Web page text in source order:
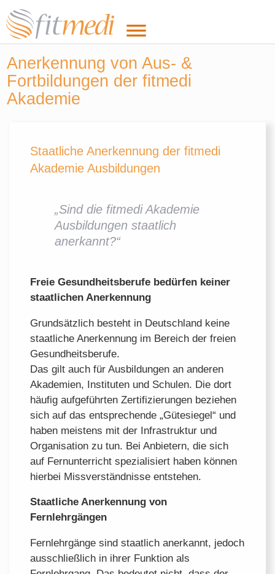
Anerkennung von Aus- &
Fortbildungen der fitmedi
Akademie
Staatliche Anerkennung der fitmedi
Akademie Ausbildungen
„Sind die fitmedi Akademie
Ausbildungen staatlich
anerkannt?“
Freie Gesundheitsberufe bedürfen keiner
staatlichen Anerkennung
Grundsätzlich besteht in Deutschland keine
staatliche Anerkennung im Bereich der freien
Gesundheitsberufe.
Das gilt auch für Ausbildungen an anderen
Akademien, Instituten und Schulen. Die dort
häufig aufgeführten Zertifizierungen beziehen
sich auf das entsprechende „Gütesiegel“ und
haben meistens mit der Infrastruktur und
Organisation zu tun. Bei Anbietern, die sich
auf Fernunterricht spezialisiert haben können
hierbei Missverständnisse entstehen.
Staatliche Anerkennung von
Fernlehrgängen
Fernlehrgänge sind staatlich anerkannt, jedoch
ausschließlich in ihrer Funktion als